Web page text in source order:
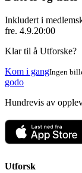
Inkludert i
fre. 4.9.20:00
Klar til å Utforske?
Kom i gangIngen
godo
Hundrevis av
Utforsk